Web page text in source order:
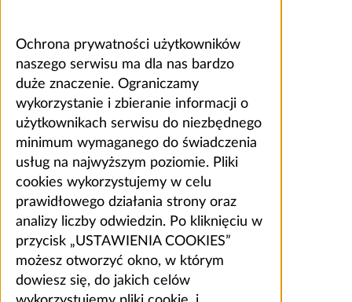
Ochrona prywatności użytkowników
naszego serwisu ma dla nas bardzo
duże znaczenie. Ograniczamy
wykorzystanie i zbieranie informacji o
użytkownikach serwisu do niezbędnego
minimum wymaganego do świadczenia
usług na najwyższym poziomie. Pliki
cookies wykorzystujemy w celu
prawidłowego działania strony oraz
analizy liczby odwiedzin. Po kliknięciu w
przycisk „USTAWIENIA COOKIES”
możesz otworzyć okno, w którym
dowiesz się, do jakich celów